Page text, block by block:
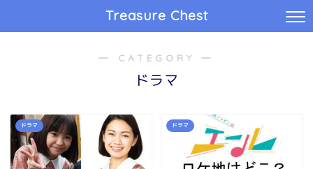
Treasure Chest
― CATEGORY ―
ドラマ
ドラマ ドラマ